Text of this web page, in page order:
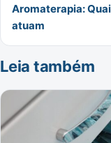
Aromaterapia:
atuam
Leia também